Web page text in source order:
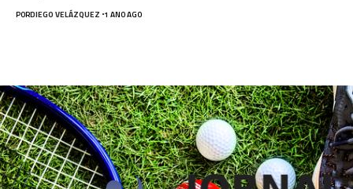
PORDIEGO VELÁZQUEZ 1 ANO AGO